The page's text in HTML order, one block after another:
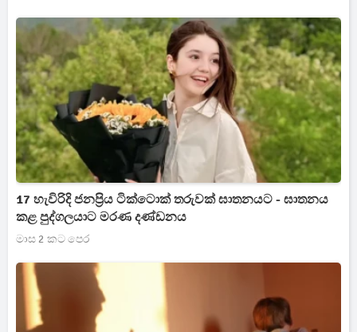
17 හැවිරිදි ජනප්‍රිය ටික්ටොක් තරුවක් ඝාතනයට - ඝාතනය
කළ පුද්ගලයාට මරණ දණ්ඩනය
මාස 2 කට පෙර